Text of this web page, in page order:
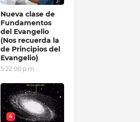
Nueva clase de
Fundamentos
del Evangelio
(Nos recuerda la
de Principios del
Evangelio)
5:22:00 p.m.
4